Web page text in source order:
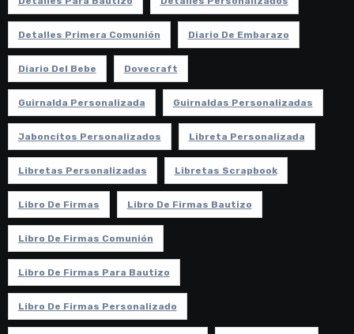
Detalles Primera Comunión Diario De Embarazo
Diario Del Bebe Dovecraft
Guirnalda Personalizada Guirnaldas Personalizadas
Jaboncitos Personalizados Libreta Personalizada
Libretas Personalizadas Libretas Scrapbook
Libro De Firmas Libro De Firmas Bautizo
Libro De Firmas Comunión
Libro De Firmas Para Bautizo
Libro De Firmas Personalizado